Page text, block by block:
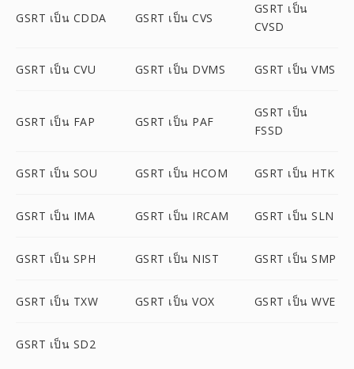
GSRT เป็น CDDA GSRT เป็น CVS
GSRT เป็น
CVSD
GSRT เป็น CVU GSRT เป็น DVMS GSRT เป็น VMS
GSRT เป็น FAP GSRT เป็น PAF
GSRT เป็น
FSSD
GSRT เป็น SOU GSRT เป็น HCOM GSRT เป็น HTK
GSRT เป็น IMA GSRT เป็น IRCAM GSRT เป็น SLN
GSRT เป็น SPH GSRT เป็น NIST GSRT เป็น SMP
GSRT เป็น TXW GSRT เป็น VOX GSRT เป็น WVE
GSRT เป็น SD2